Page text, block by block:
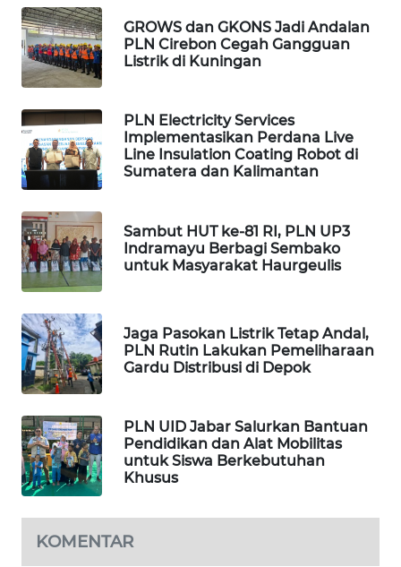
GROWS dan GKONS Jadi Andalan
PLN Cirebon Cegah Gangguan
Listrik di Kuningan
PLN Electricity Services
Implementasikan Perdana Live
Line Insulation Coating Robot di
Sumatera dan Kalimantan
Sambut HUT ke-81 RI, PLN UP3
Indramayu Berbagi Sembako
untuk Masyarakat Haurgeulis
Jaga Pasokan Listrik Tetap Andal,
PLN Rutin Lakukan Pemeliharaan
Gardu Distribusi di Depok
PLN UID Jabar Salurkan Bantuan
Pendidikan dan Alat Mobilitas
untuk Siswa Berkebutuhan
Khusus
KOMENTAR
NIAS
WN
LANGKAT
WN
TAPANULI
SELATAN
WN
TANJUNG
LESUNG
WN
KARO
WN
SIMALUNGUN
WN
LABUHANBATU
WN